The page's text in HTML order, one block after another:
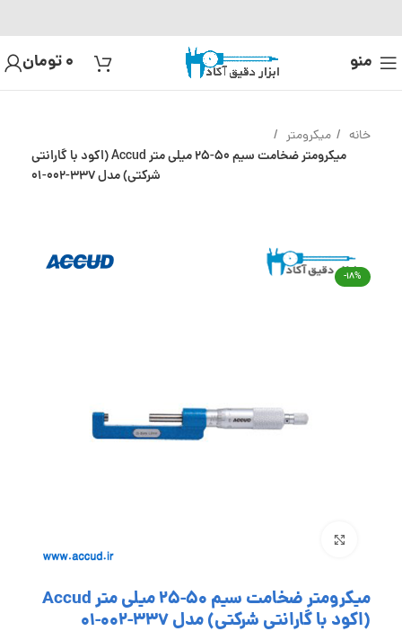
منو 0تومان
خانه میکرومتر
میکرومتر ضخامت سیم 50-25 میلی متر Accud (اکود با گارانتی
شرکتی) مدل 337-002-01
-18%
میکرومتر ضخامت سیم 50-25 میلی متر Accud
(اکود با گارانتی شرکتی) مدل 337-002-01